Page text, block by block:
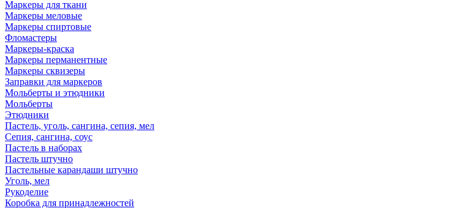
Маркеры для ткани
Маркеры меловые
Маркеры спиртовые
Фломастеры
Маркеры-краска
Маркеры перманентные
Маркеры сквизеры
Заправки для маркеров
Мольберты и этюдники
Мольберты
Этюдники
Пастель, уголь, сангина, сепия, мел
Сепия, сангина, соус
Пастель в наборах
Пастель штучно
Пастельные карандаши штучно
Уголь, мел
Рукоделие
Коробка для принадлежностей